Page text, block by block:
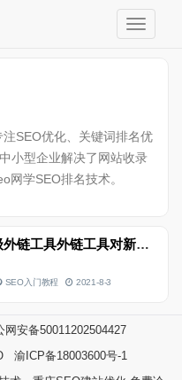
注SEO优化、关键词排名优
小型企业解决了网站收录
网学SEO排名技术。
2021年超级外链工具外链工具对新站有没有负面影响
SEO入门教程 2021-8-3
网安备50011202504427
渝ICP备18003600号-1